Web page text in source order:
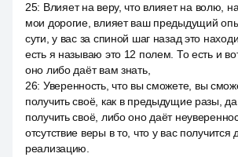
25: Влияет на веру, что влияет на волю,
мои дорогие, влияет ваш предыдущий
сути, у вас за спиной шаг назад это
есть я называю это 12 полем. То есть и
оно либо даёт вам знать,
26: Уверенность, что вы сможете, вы
получить своё, как в предыдущие разы,
получить своё, либо оно даёт
отсутствие веры в то, что у вас получится
реализацию.